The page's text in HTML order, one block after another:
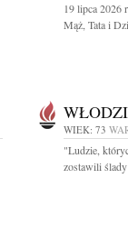
19 lipca 2026
Mąż, Tata i
WIEK: 73
"Ludzie,
zostawili